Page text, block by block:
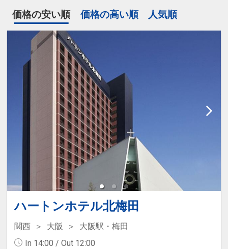
価格の安い順
価格の高い順 人気順
ハートンホテル北梅田
関西 大阪
大阪駅・梅田
In 14:00 / Out 12:00